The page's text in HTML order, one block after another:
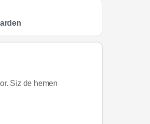
Siz de hemen